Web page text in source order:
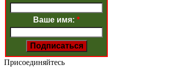
Ваше имя: *
Присоединяйтесь